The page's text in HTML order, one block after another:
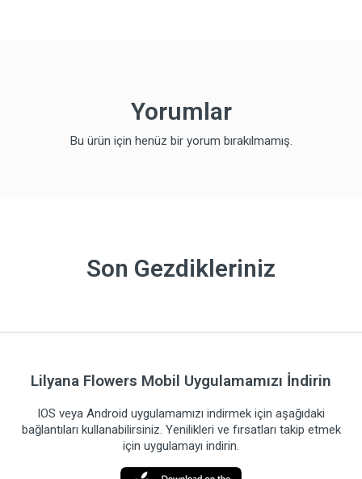
Yorumlar
Bu ürün için henüz bir yorum bırakılmamış.
Son Gezdikleriniz
Lilyana Flowers Mobil Uygulamamızı İndirin
IOS veya Android uygulamamızı indirmek için aşağıdaki
bağlantıları kullanabilirsiniz. Yenilikleri ve fırsatları takip etmek
için uygulamayı indirin.